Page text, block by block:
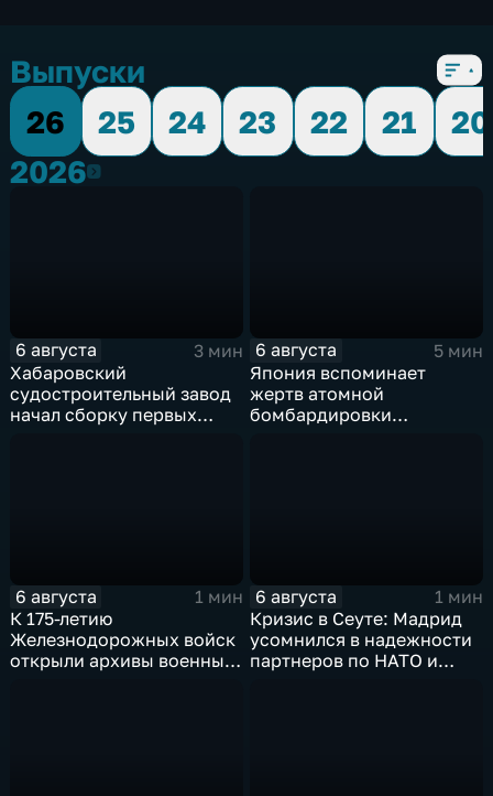
Выпуски
26
25 24 23 22 21
20
20262026
6 августа
3 мин
Хабаровский
судостроительный завод
начал сборку первых
6 августа
5 мин
Япония вспоминает
жертв атомной
бомбардировки
6 августа
1 мин
К 175-летию
Железнодорожных войск
открыли архивы военных
6 августа
1 мин
Кризис в Сеуте: Мадрид
усомнился в надежности
партнеров по НАТО и